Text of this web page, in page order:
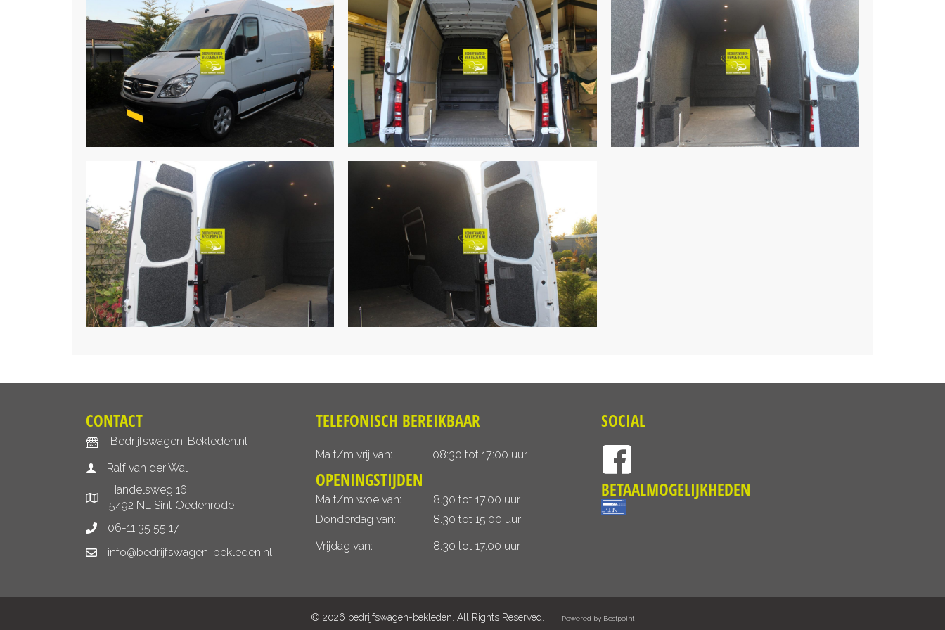
CONTACT
Bedrijfswagen-Bekleden.nl
Ralf van der Wal
Handelsweg 16 i
5492 NL Sint Oedenrode
06-11 35 55 17
info@bedrijfswagen-bekleden.nl
TELEFONISCH BEREIKBAAR
Ma t/m vrij van: 08:30 tot 17:00 uur
OPENINGSTIJDEN
Ma t/m woe van:
Donderdag van:
Vrijdag van:
8.30 tot 17.00 uur
8.30 tot 15.00 uur
8.30 tot 17.00 uur
SOCIAL
BETAALMOGELIJKHEDEN
© 2026 bedrijfswagen-bekleden. All Rights Reserved. Powered by Bestpoint